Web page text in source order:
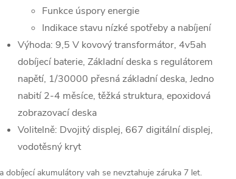
Funkce úspory energie
Indikace stavu nízké spotřeby a nabíjení
Výhoda: 9,5 V kovový transformátor, 4v5ah
dobíjecí baterie, Základní deska s regulátorem
napětí, 1/30000 přesná základní deska, Jedno
nabití 2-4 měsíce, těžká struktura, epoxidová
zobrazovací deska
Volitelně: Dvojitý displej, 667 digitální displej,
vodotěsný kryt
dobíjecí akumulátory vah se nevztahuje záruka 7 let.